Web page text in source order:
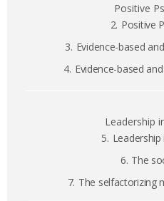
Positive
2. Positive
3. Evidence-based
4. Evidence-based
Leadership
5.
6. The
7. The selfactorizing